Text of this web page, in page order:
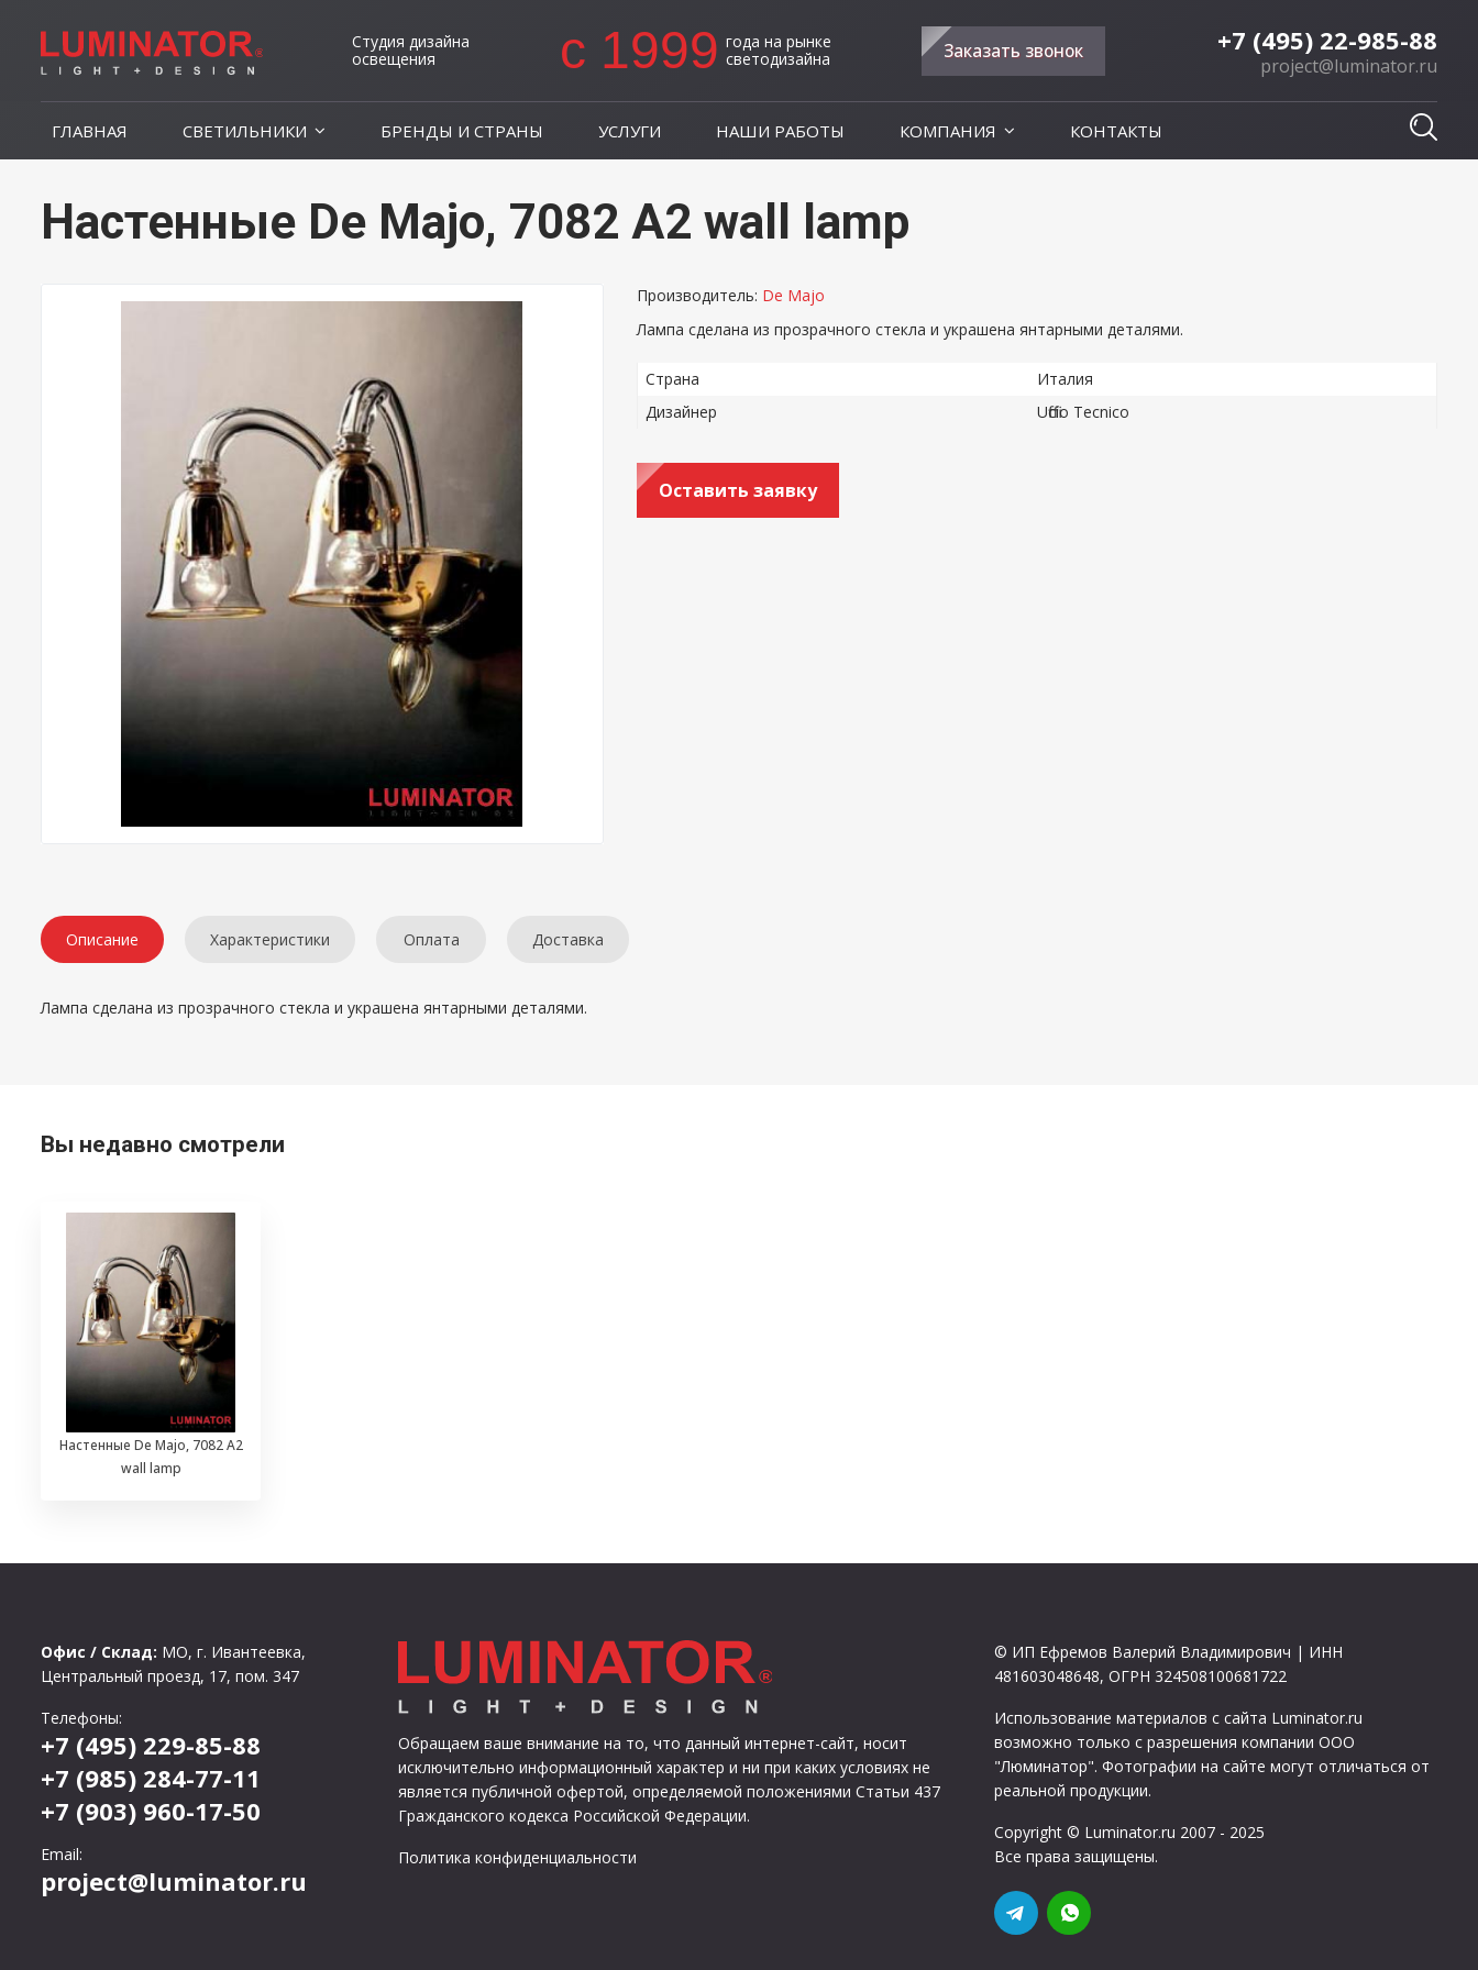
Студия дизайна
освещения
c 1999 года на рынке
светодизайна
Заказать звонок +7 (495) 22-985-88
project@luminator.ru
ГЛАВНАЯ СВЕТИЛЬНИКИ БРЕНДЫ И СТРАНЫ УСЛУГИ НАШИ РАБОТЫ КОМПАНИЯ КОНТАКТЫ
Настенные De Majo, 7082 A2 wall lamp
Производитель: De Majo
Лампа сделана из прозрачного стекла и украшена янтарными деталями.
Страна
Италия
Дизайнер
Ufficio Tecnico
Оставить заявку
Описание Характеристики Оплата Доставка
Лампа сделана из прозрачного стекла и украшена янтарными деталями.
Вы недавно смотрели
Настенные De Majo, 7082 A2
wall lamp
Офис / Склад: МО, г. Ивантеевка,
Центральный проезд, 17, пом. 347
Телефоны:
+7 (495) 229-85-88
+7 (985) 284-77-11
+7 (903) 960-17-50
Email:
project@luminator.ru
Обращаем ваше внимание на то, что данный интернет-сайт, носит
исключительно информационный характер и ни при каких условиях не
является публичной офертой, определяемой положениями Статьи 437
Гражданского кодекса Российской Федерации.
Политика конфиденциальности
© ИП Ефремов Валерий Владимирович | ИНН
481603048648, ОГРН 324508100681722
Использование материалов с сайта Luminator.ru
возможно только с разрешения компании ООО
"Люминатор". Фотографии на сайте могут отличаться от
реальной продукции.
Copyright © Luminator.ru 2007 - 2025
Все права защищены.